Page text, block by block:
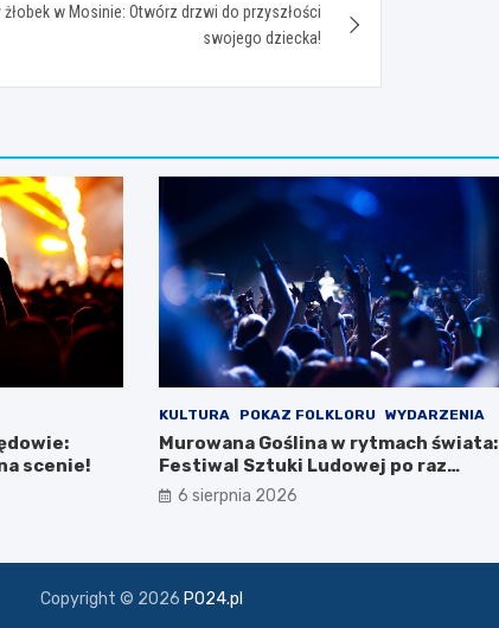
żłobek w Mosinie: Otwórz drzwi do przyszłości
swojego dziecka!
scenie!
KULTURA POKAZ FOLKLORU WYDARZENIA
Murowana Goślina w rytmach świata:
Festiwal Sztuki Ludowej po raz
pierwszy!
6 sierpnia 2026
Copyright © 2026 PO24.pl